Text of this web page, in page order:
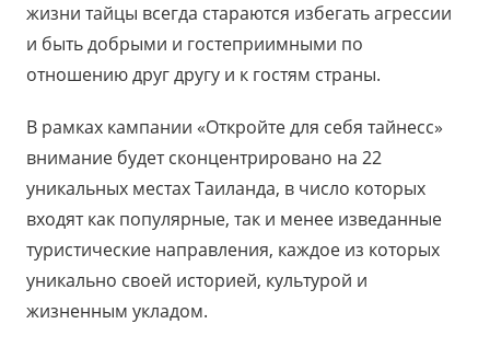
жизни тайцы всегда стараются избегать агрессии
и быть добрыми и гостеприимными по
отношению друг другу и к гостям страны.
В рамках кампании «Откройте для себя тайнесс»
внимание будет сконцентрировано на 22
уникальных местах Таиланда, в число которых
входят как популярные, так и менее изведанные
туристические направления, каждое из которых
уникально своей историей, культурой и
жизненным укладом.